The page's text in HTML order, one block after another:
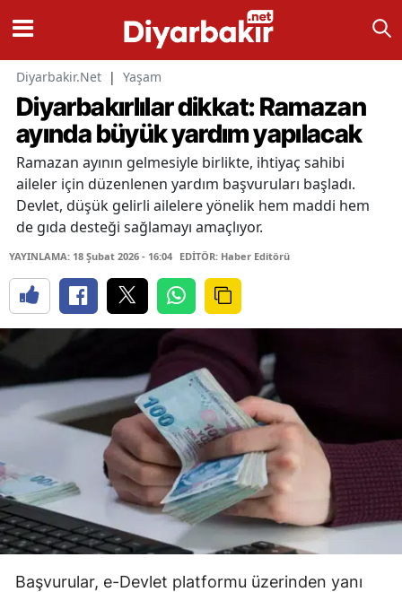
Diyarbakir.Net | Yaşam
Diyarbakırlılar dikkat: Ramazan
ayında büyük yardım yapılacak
Ramazan ayının gelmesiyle birlikte, ihtiyaç sahibi
aileler için düzenlenen yardım başvuruları başladı.
Devlet, düşük gelirli ailelere yönelik hem maddi hem
de gıda desteği sağlamayı amaçlıyor.
YAYINLAMA: 18 Şubat 2026 - 16:04 EDİTÖR: Haber Editörü
Başvurular, e-Devlet platformu üzerinden yanı